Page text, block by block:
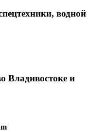
водной
Владивостоке и